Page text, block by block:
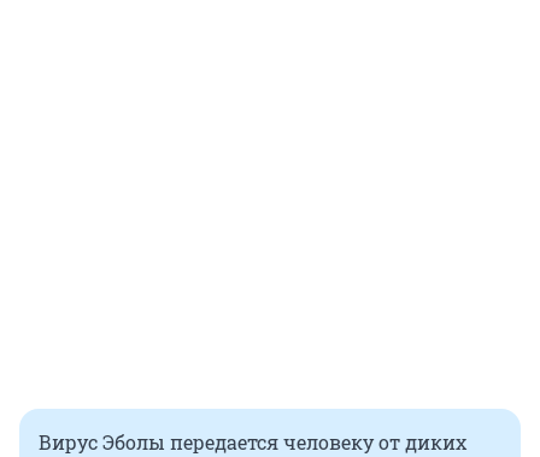
Вирус Эболы передается человеку от диких